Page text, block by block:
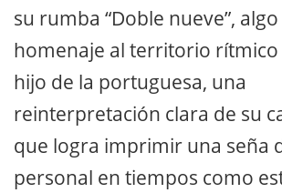
su rumba “Doble nueve”,
homenaje al territorio
hijo de la portuguesa, una
reinterpretación clara de su
que logra imprimir una seña
personal en tiempos como